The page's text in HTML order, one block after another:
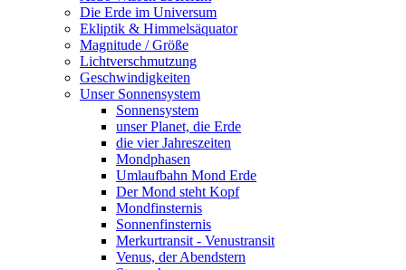
Die Erde im Universum
Ekliptik & Himmelsäquator
Magnitude / Größe
Lichtverschmutzung
Geschwindigkeiten
Unser Sonnensystem
Sonnensystem
unser Planet, die Erde
die vier Jahreszeiten
Mondphasen
Umlaufbahn Mond Erde
Der Mond steht Kopf
Mondfinsternis
Sonnenfinsternis
Merkurtransit - Venustransit
Venus, der Abendstern